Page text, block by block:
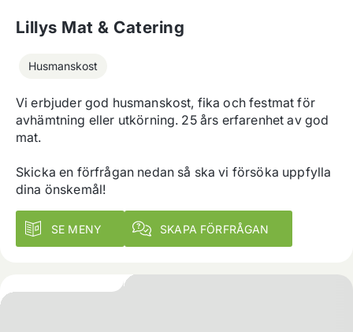
Lillys Mat & Catering
Husmanskost
Vi erbjuder god husmanskost, fika och festmat för
avhämtning eller utkörning. 25 års erfarenhet av god
mat.
Skicka en förfrågan nedan så ska vi försöka uppfylla
dina önskemål!
SE MENY SKAPA FÖRFRÅGAN